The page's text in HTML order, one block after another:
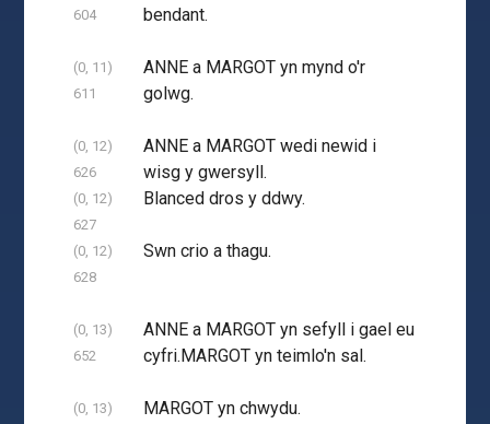
604
bendant.
(0, 11)
611
ANNE a MARGOT yn mynd o'r
golwg.
(0, 12)
626
ANNE a MARGOT wedi newid i
wisg y gwersyll.
(0, 12)
627
Blanced dros y ddwy.
(0, 12)
628
Swn crio a thagu.
(0, 13)
652
ANNE a MARGOT yn sefyll i gael eu
cyfri.MARGOT yn teimlo'n sal.
(0, 13)
MARGOT yn chwydu.